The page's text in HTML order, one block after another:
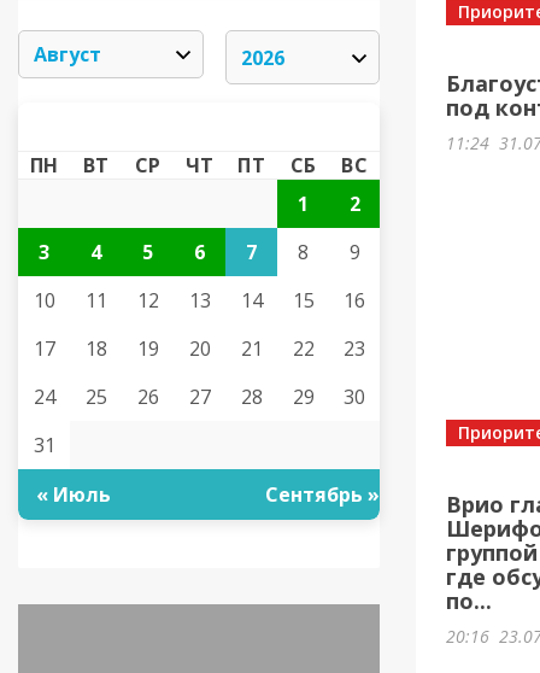
ПН ВТ СР ЧТ ПТ СБ
ВС
1
2
3
4 5 6 7 8
9
10
11 12 13 14 15
16
17
18 19 20 21 22
23
24
25 26 27 28 29
30
31
« Июль
Сентябрь »
под
11:24
Врио
где
по...
20:16